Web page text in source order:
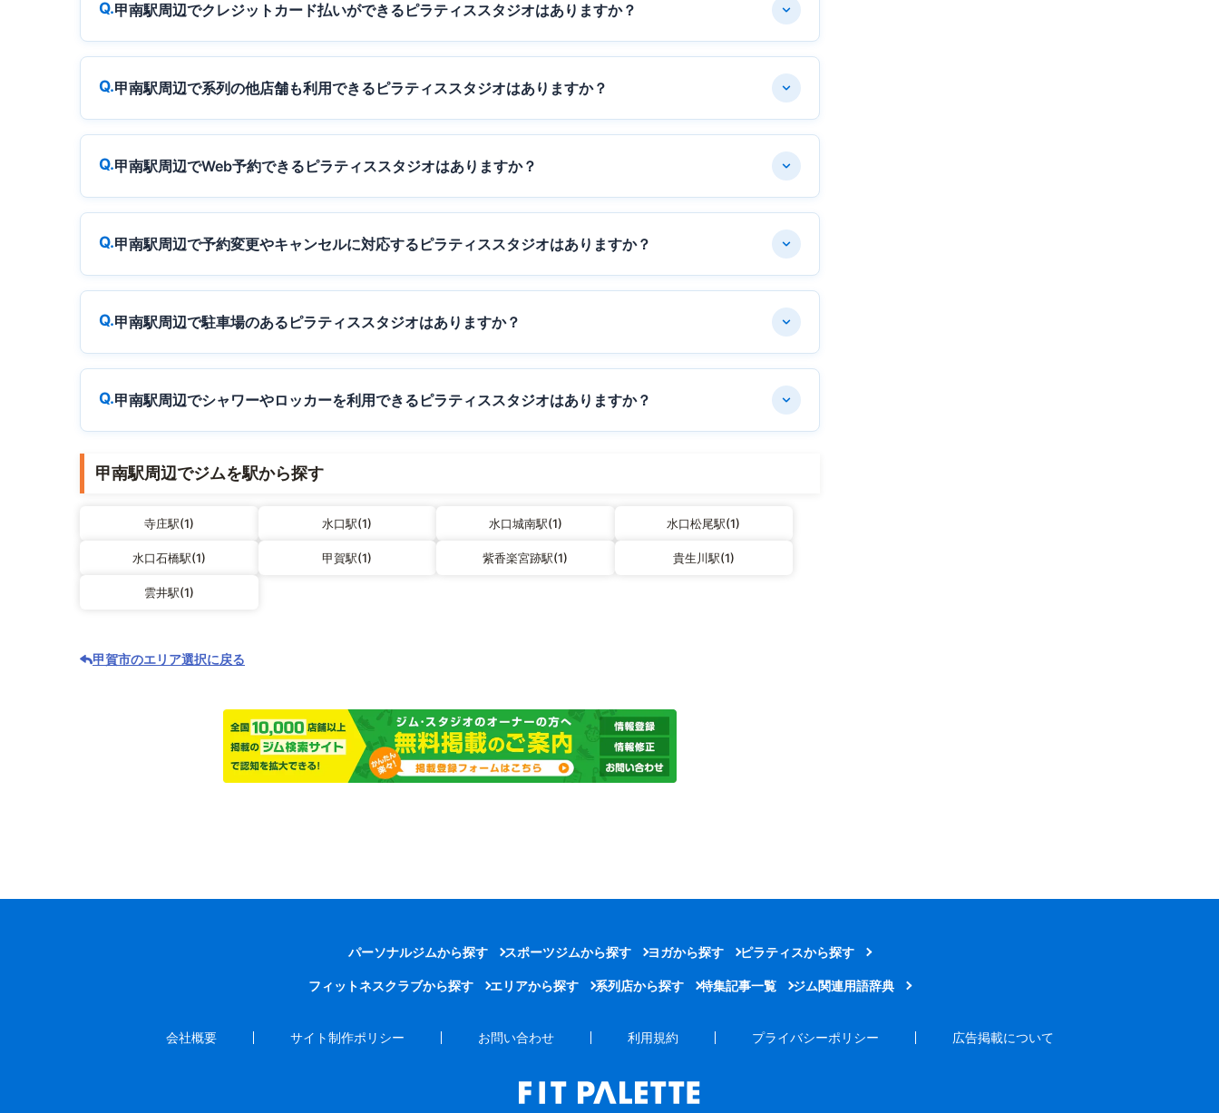
甲南駅周辺でクレジットカード払いができるピラティススタジオはありますか？
甲南駅周辺で系列の他店舗も利用できるピラティススタジオはありますか？
甲南駅周辺でWeb予約できるピラティススタジオはありますか？
甲南駅周辺で予約変更やキャンセルに対応するピラティススタジオはありますか？
甲南駅周辺で駐車場のあるピラティススタジオはありますか？
甲南駅周辺でシャワーやロッカーを利用できるピラティススタジオはありますか？
甲南駅周辺でジムを駅から探す
寺庄駅(1) 水口駅(1) 水口城南駅(1) 水口松尾駅(1)
水口石橋駅(1) 甲賀駅(1) 紫香楽宮跡駅(1) 貴生川駅(1)
雲井駅(1)
甲賀市のエリア選択に戻る
パーソナルジムから探す スポーツジムから探す ヨガから探す ピラティスから探す
フィットネスクラブから探す エリアから探す 系列店から探す 特集記事一覧 ジム関連用語辞典
会社概要 サイト制作ポリシー お問い合わせ 利用規約 プライバシーポリシー 広告掲載について